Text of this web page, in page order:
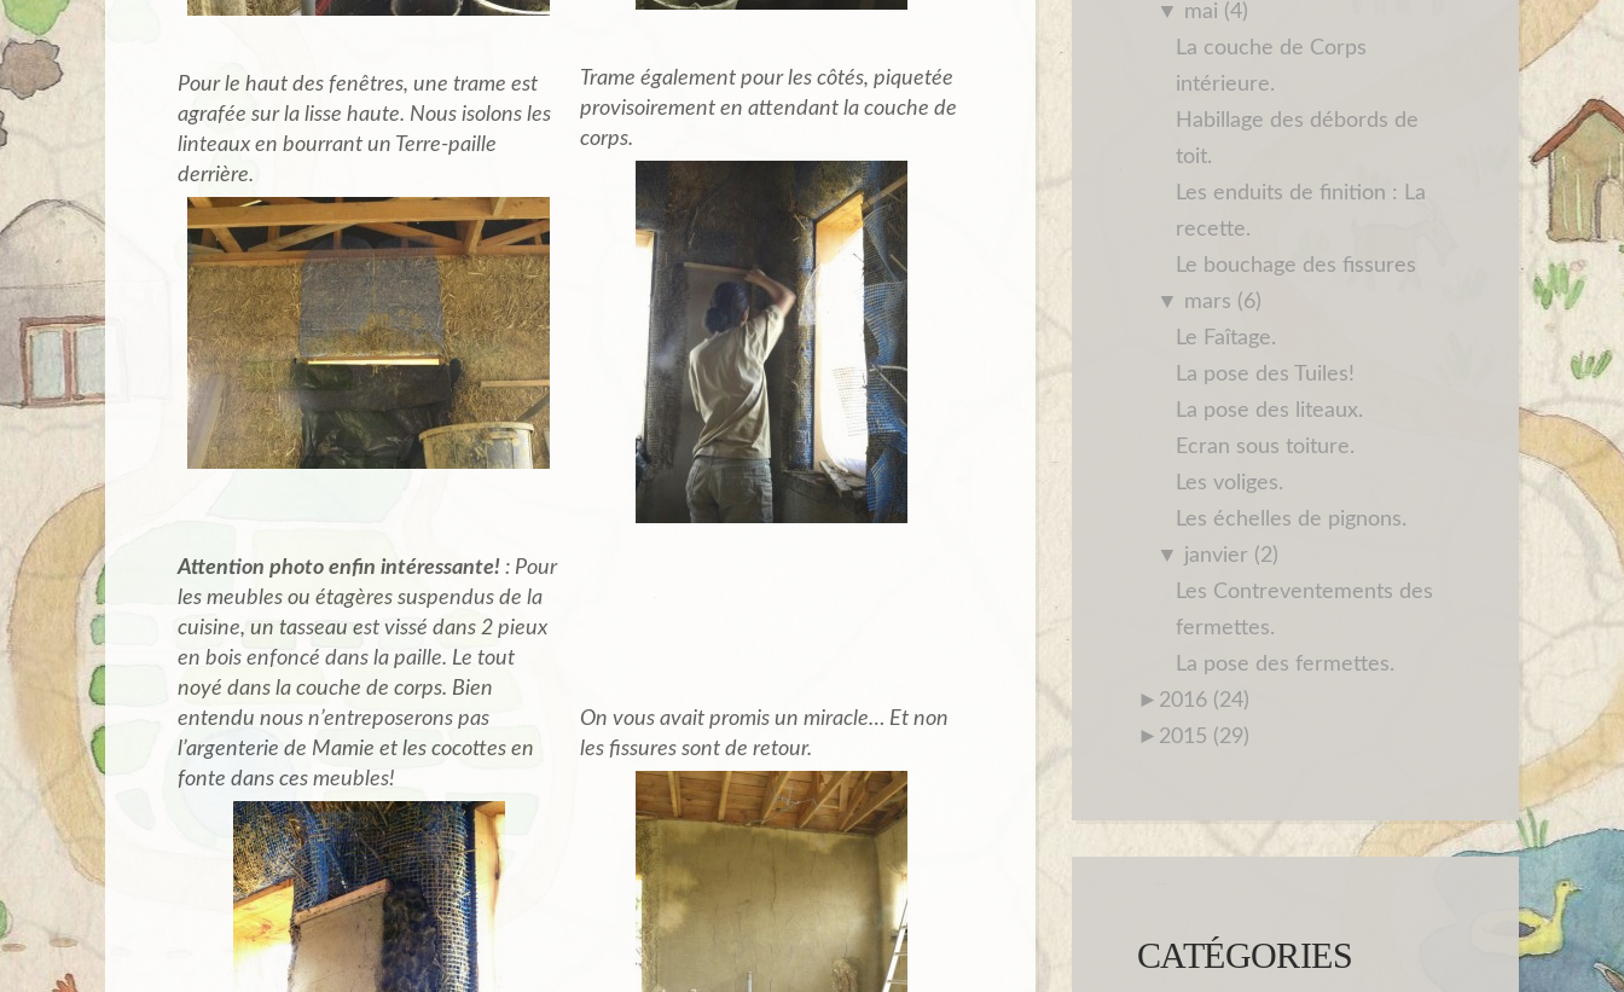
Pour le haut des fenêtres, une trame est
agrafée sur la lisse haute. Nous isolons les
linteaux en bourrant un Terre-paille
derrière.
Attention photo enfin intéressante! : Pour
les meubles ou étagères suspendus de la
cuisine, un tasseau est vissé dans 2 pieux
en bois enfoncé dans la paille. Le tout
noyé dans la couche de corps. Bien
entendu nous n’entreposerons pas
l’argenterie de Mamie et les cocottes en
fonte dans ces meubles!
Trame également pour les côtés, piquetée
provisoirement en attendant la couche de
corps.
On vous avait promis un miracle… Et non
les fissures sont de retour.
▼ mai (4)
La couche de Corps
intérieure.
Habillage des débords de
toit.
Les enduits de finition : La
recette.
Le bouchage des fissures
▼ mars (6)
Le Faîtage.
La pose des Tuiles!
La pose des liteaux.
Ecran sous toiture.
Les voliges.
Les échelles de pignons.
▼ janvier (2)
Les Contreventements des
fermettes.
La pose des fermettes.
► 2016 (24)
► 2015 (29)
CATÉGORIES